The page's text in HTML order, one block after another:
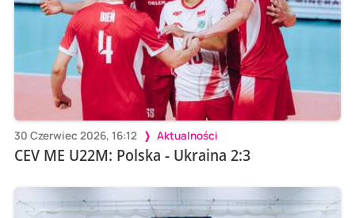
30 Czerwiec 2026, 16:12 Aktualności
CEV ME U22M: Polska - Ukraina 2:3